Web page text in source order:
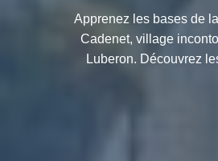
Apprenez les bases de
Cadenet, village
Luberon. Découvrez